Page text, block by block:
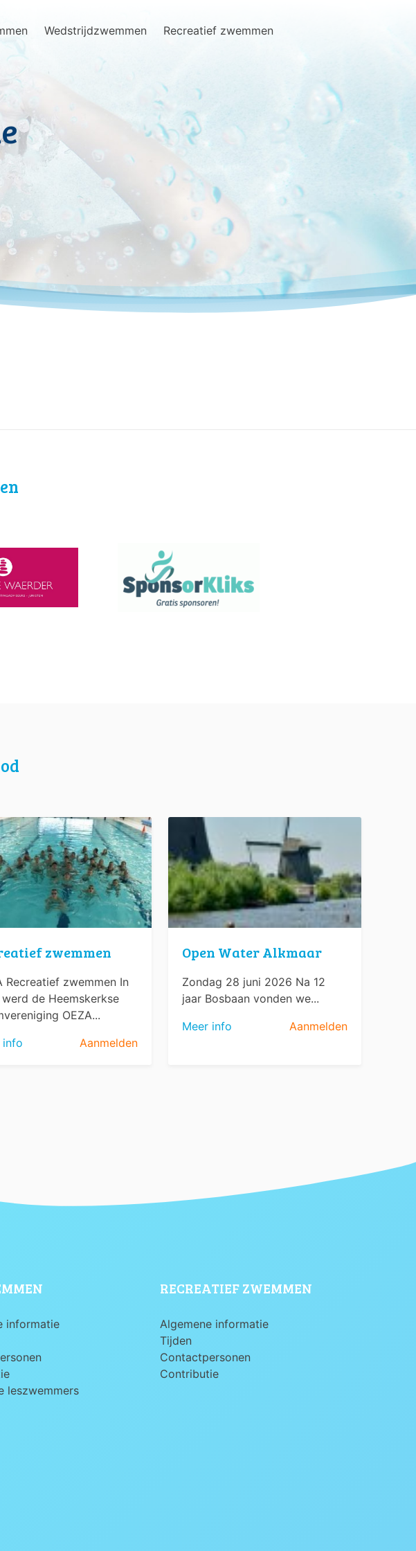
Wedstrijdzwemmen
Recreatief zwemmen
for:
zwemmen
Recreatief zwemmen In
werd de Heemskerkse
OEZA...
info
Aanmelden
Open Water Alkmaar
Zondag 28 juni 2026 Na 12
jaar Bosbaan vonden we...
Meer info
Aanmelden
informatie
leszwemmers
RECREATIEF ZWEMMEN
Algemene informatie
Tijden
Contactpersonen
Contributie